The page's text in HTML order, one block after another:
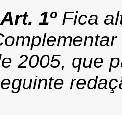
1º Fica
2005, que